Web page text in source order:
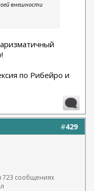
внешности
по Рибейро и
#429
723 сообщениях